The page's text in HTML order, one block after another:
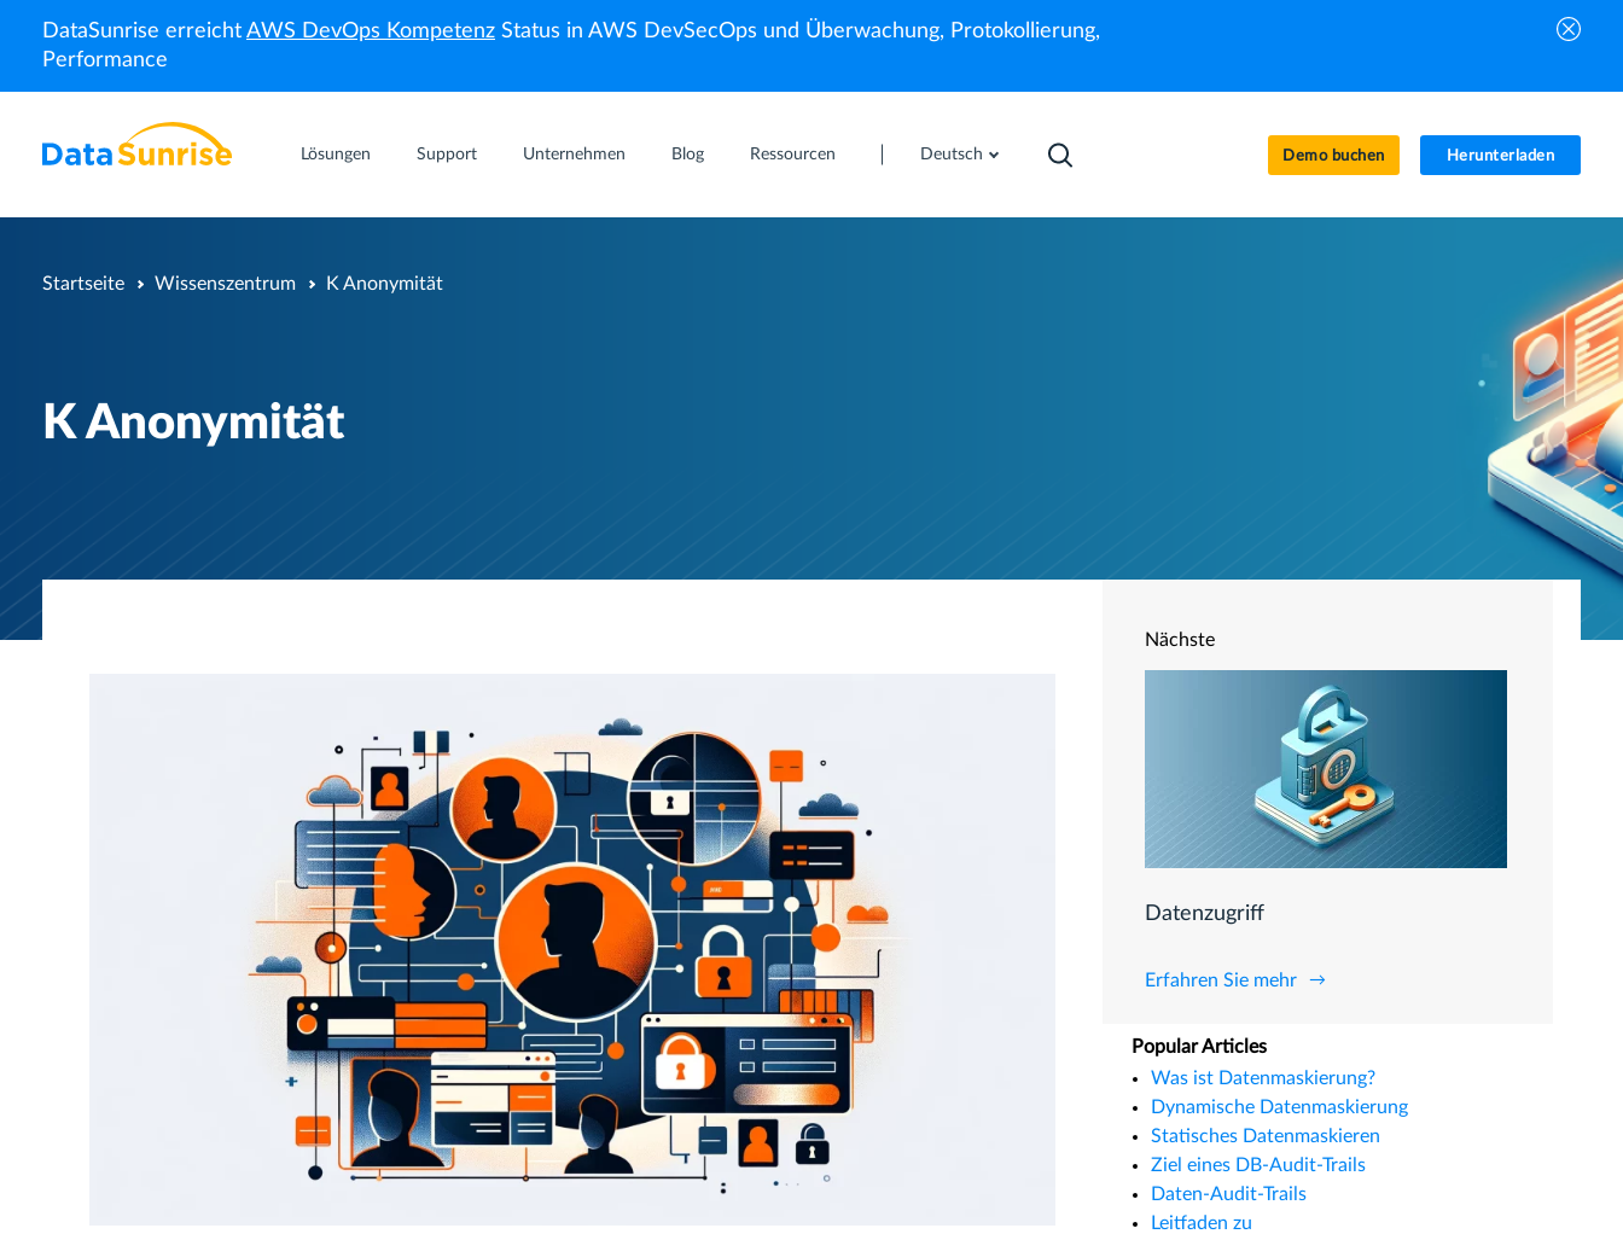
DataSunrise erreicht AWS DevOps Kompetenz Status in AWS DevSecOps und Überwachung, Protokollierung,
Performance
Lösungen Support Unternehmen Blog Ressourcen Deutsch Demo buchen Herunterladen
Startseite Wissenszentrum K Anonymität
K Anonymität
Nächste
Datenzugriff
Erfahren Sie mehr
Popular Articles
Was ist Datenmaskierung?
Dynamische Datenmaskierung
Statisches Datenmaskieren
Ziel eines DB-Audit-Trails
Daten-Audit-Trails
Leitfaden zu